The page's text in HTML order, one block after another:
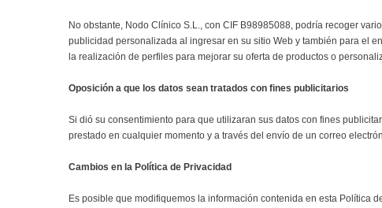
No obstante, Nodo Clínico S.L., con CIF B98985088, podría recoger
publicidad personalizada al ingresar en su sitio Web y también para el
la realización de perfiles para mejorar su oferta de productos o
Oposición a que los datos sean tratados con fines publicitarios
Si dió su consentimiento para que utilizaran sus datos con fines
prestado en cualquier momento y a través del envío de un correo
Cambios en la Política de Privacidad
Es posible que modifiquemos la información contenida en esta Política